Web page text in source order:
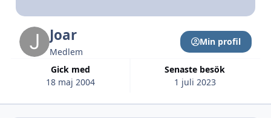
Joar
Medlem
Gick med
18 maj 2004
Senaste besök
1 juli 2023
Min profil